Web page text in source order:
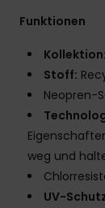
Funktionen
Kollektion:
Stoff:
Neopren-
weg und
UV-